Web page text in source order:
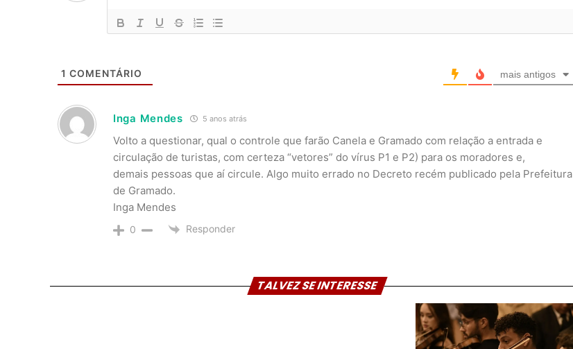
1 COMENTÁRIO mais antigos
Inga Mendes 5 anos atrás
Volto a questionar, qual o controle que farão Canela e Gramado com relação a entrada e
circulação de turistas, com certeza “vetores” do vírus P1 e P2) para os moradores e,
demais pessoas que aí circule. Algo muito errado no Decreto recém publicado pela Prefeitura
de Gramado.
Inga Mendes
0 Responder
TALVEZ SE INTERESSE